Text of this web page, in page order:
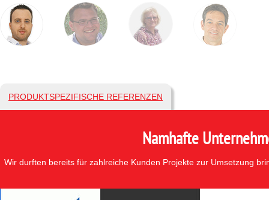
PRODUKTSPEZIFISCHE REFERENZEN
Namhafte
Wir durften bereits für zahlreiche Kunden Projekte zur Umsetzung